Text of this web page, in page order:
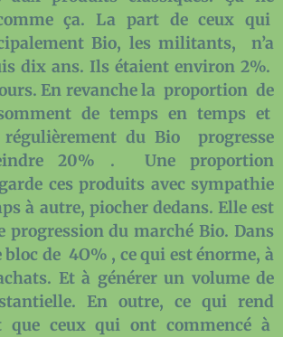
ça. La part de ceux qui
Bio, les militants, n’a
dix ans. Ils étaient environ 2%.
En revanche la proportion de
de temps en temps et
du Bio progresse
20% . Une proportion
ces produits avec sympathie
à autre, piocher dedans. Elle est
progression du marché Bio. Dans
bloc de 4O% , ce qui est énorme, à
Et à générer un volume de
En outre, ce qui rend
que ceux qui ont commencé à